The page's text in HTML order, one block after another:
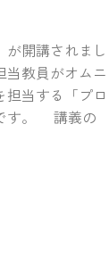
開講されまし
当教員がオムニ
当する「プロ
す。 講義の